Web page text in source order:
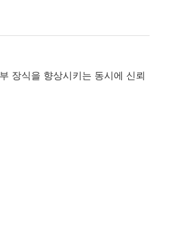
장식을 향상시키는 동시에 신뢰